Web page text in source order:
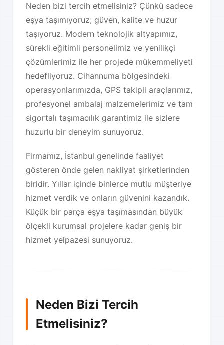
Neden bizi tercih etmelisiniz? Çünkü sadece
eşya taşımıyoruz; güven, kalite ve huzur
taşıyoruz. Modern teknolojik altyapımız,
sürekli eğitimli personelimiz ve yenilikçi
çözümlerimiz ile her projede mükemmeliyeti
hedefliyoruz. Cihannuma bölgesindeki
operasyonlarımızda, GPS takipli araçlarımız,
profesyonel ambalaj malzemelerimiz ve tam
sigortalı taşımacılık garantimiz ile sizlere
huzurlu bir deneyim sunuyoruz.
Firmamız, İstanbul genelinde faaliyet
gösteren önde gelen nakliyat şirketlerinden
biridir. Yıllar içinde binlerce mutlu müşteriye
hizmet verdik ve onların güvenini kazandık.
Küçük bir parça eşya taşımasından büyük
ölçekli kurumsal projelere kadar geniş bir
hizmet yelpazesi sunuyoruz.
Neden Bizi Tercih
Etmelisiniz?